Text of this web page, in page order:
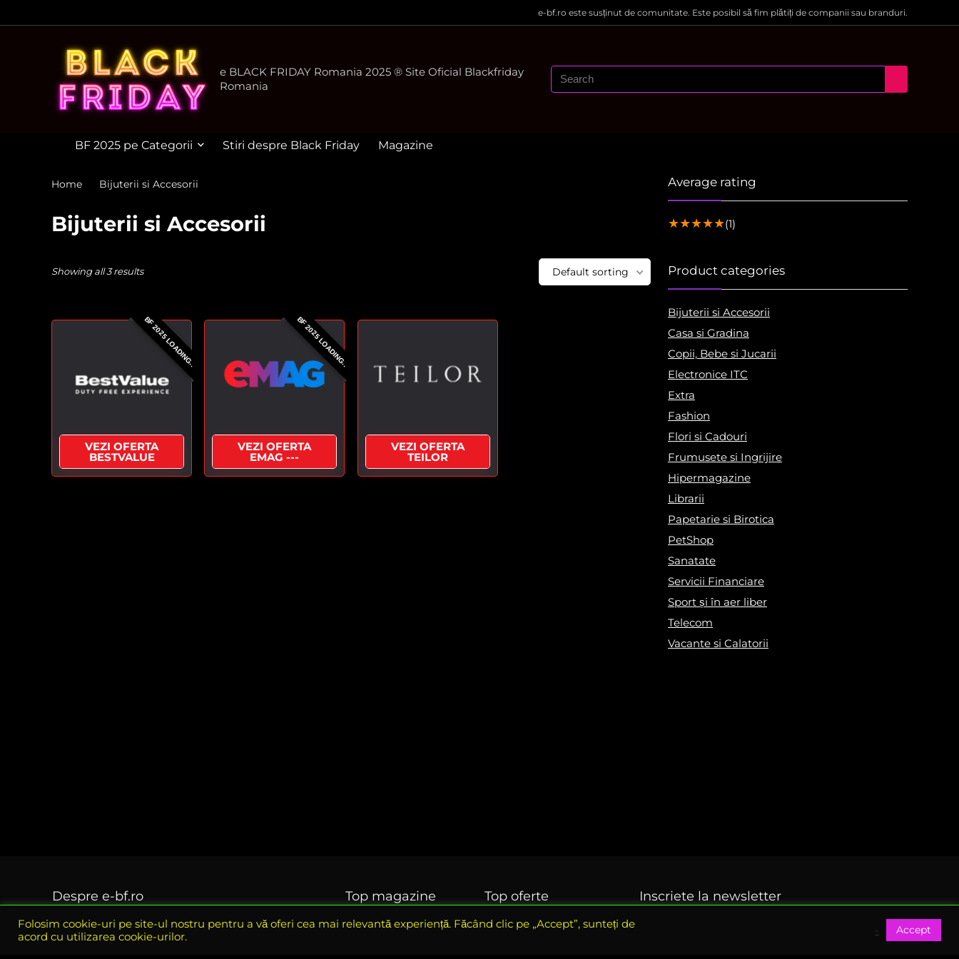
e-bf.ro este susținut de comunitate. Este posibil să fim plătiți de companii sau branduri.
e BLACK FRIDAY Romania 2025 ® Site Oficial Blackfriday
Romania
BF 2025 pe Categorii Stiri despre Black Friday Magazine
Home Bijuterii si Accesorii
Bijuterii si Accesorii
Showing all 3 results Default sorting
BF 2025 LOADING..
VEZI OFERTA
BESTVALUE
BF 2025 LOADING..
VEZI OFERTA
EMAG ---
VEZI OFERTA
TEILOR
Average rating
★★★★★(1)
Product categories
Bijuterii si Accesorii
Casa si Gradina
Copii, Bebe si Jucarii
Electronice ITC
Extra
Fashion
Flori si Cadouri
Frumusete si Ingrijire
Hipermagazine
Librarii
Papetarie si Birotica
PetShop
Sanatate
Servicii Financiare
Sport și în aer liber
Telecom
Vacante si Calatorii
Despre e-bf.ro
eBlack Friday Romania este site-ul oficial al tuturor
reducerilor si ofertelor din perioada Black Friday, aici
Top magazine
Top oferte
Inscriete la newsletter
Folosim cookie-uri pe site-ul nostru pentru a vă oferi cea mai relevantă experiență. Făcând clic pe „Accept”, sunteți de
acord cu utilizarea cookie-urilor.
Accept